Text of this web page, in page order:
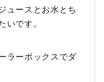
ュースとお水とち
いです。
ラーボックスでダ